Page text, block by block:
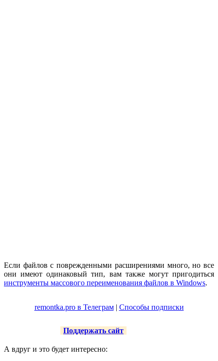
Если файлов с поврежденными расширениями много, но все
они имеют одинаковый тип, вам также могут пригодиться
инструменты массового переименования файлов в Windows.
remontka.pro в Телеграм| Способы подписки
Поддержать сайт
А вдруг и это будет интересно: